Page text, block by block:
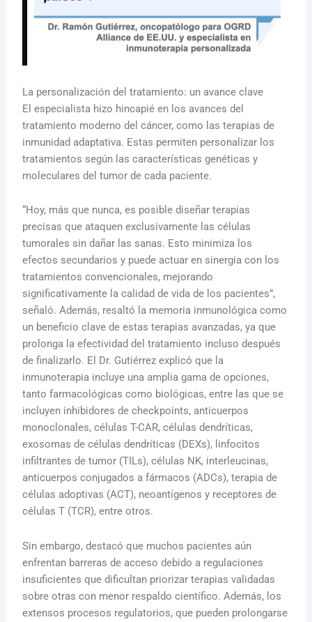
La personalización del tratamiento: un avance clave
El especialista hizo hincapié en los avances del
tratamiento moderno del cáncer, como las terapias de
inmunidad adaptativa. Estas permiten personalizar los
tratamientos según las características genéticas y
moleculares del tumor de cada paciente.
“Hoy, más que nunca, es posible diseñar terapias
precisas que ataquen exclusivamente las células
tumorales sin dañar las sanas. Esto minimiza los
efectos secundarios y puede actuar en sinergia con los
tratamientos convencionales, mejorando
significativamente la calidad de vida de los pacientes”,
señaló. Además, resaltó la memoria inmunológica como
un beneficio clave de estas terapias avanzadas, ya que
prolonga la efectividad del tratamiento incluso después
de finalizarlo. El Dr. Gutiérrez explicó que la
inmunoterapia incluye una amplia gama de opciones,
tanto farmacológicas como biológicas, entre las que se
incluyen inhibidores de checkpoints, anticuerpos
monoclonales, células T-CAR, células dendríticas,
exosomas de células dendríticas (DEXs), linfocitos
infiltrantes de tumor (TILs), células NK, interleucinas,
anticuerpos conjugados a fármacos (ADCs), terapia de
células adoptivas (ACT), neoantígenos y receptores de
células T (TCR), entre otros.
Sin embargo, destacó que muchos pacientes aún
enfrentan barreras de acceso debido a regulaciones
insuficientes que dificultan priorizar terapias validadas
sobre otras con menor respaldo científico. Además, los
extensos procesos regulatorios, que pueden prolongarse